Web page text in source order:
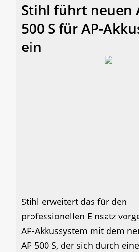
Stihl führt neuen
500 S für AP-
ein
Stihl erweitert das für den
professionellen Einsatz
AP-Akkussystem mit dem
AP 500 S, der sich durch